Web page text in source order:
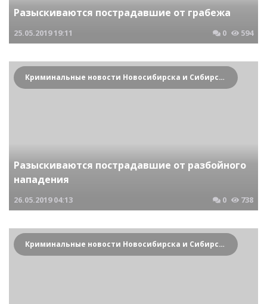
Разыскиваются пострадавшие от грабежа
25.05.201919:11 0 594
Криминальные новости Новосибирска и Сибирского региона
Разыскиваются пострадавшие от разбойного
нападения
26.05.2019 04:13 0 738
Криминальные новости Новосибирска и Сибирского региона